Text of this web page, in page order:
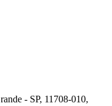
- SP, 11708-010,